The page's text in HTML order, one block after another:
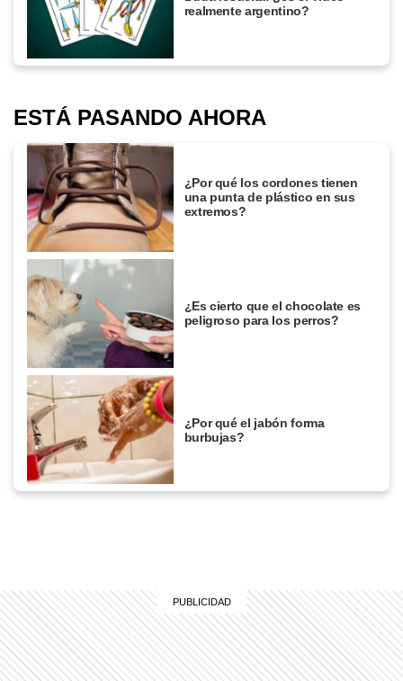
realmente argentino?
ESTÁ PASANDO AHORA
¿Por qué los cordones tienen
una punta de plástico en sus
extremos?
¿Es cierto que el chocolate es
peligroso para los perros?
¿Por qué el jabón forma
burbujas?